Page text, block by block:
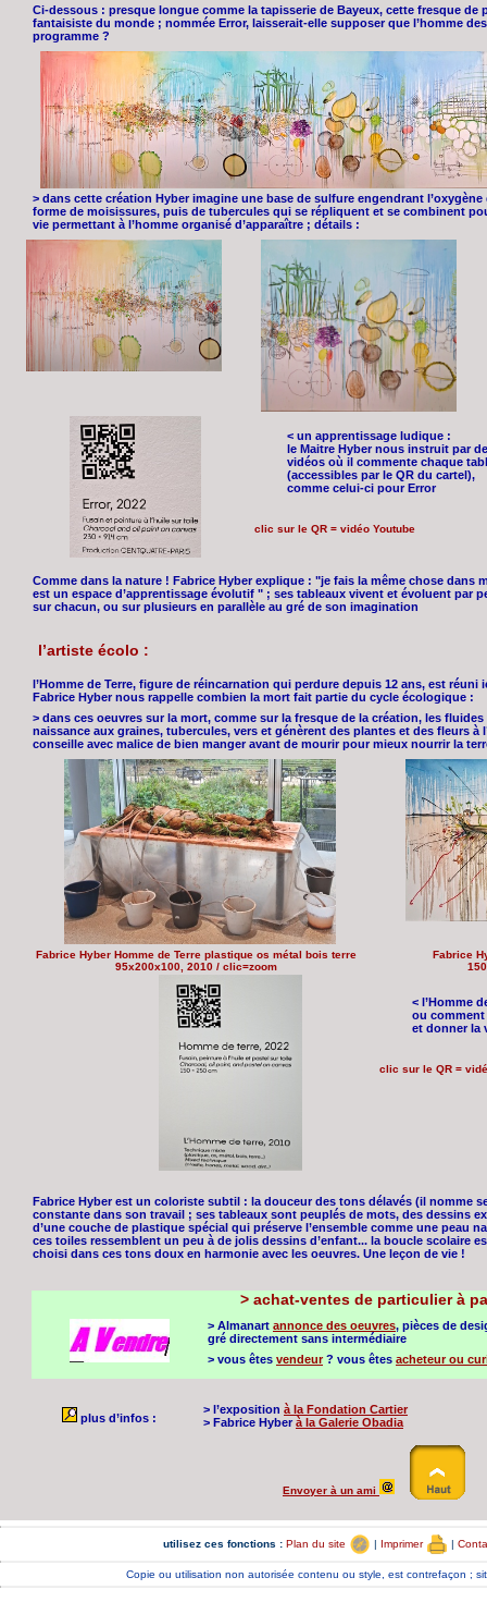
Ci-dessous : presque longue comme la tapisserie de Bayeux, cette fresque de
fantaisiste du monde ; nommée Error, laisserait-elle supposer que l’homme
programme ?
> dans cette création Hyber imagine une base de sulfure engendrant
forme de moisissures, puis de tubercules qui se répliquent et se combinent
vie permettant à l’homme organisé d’apparaître ; détails :
< un apprentissage ludique :
le Maitre Hyber nous instruit par
vidéos où il commente chaque
(accessibles par le QR du cartel),
comme celui-ci pour Error
clic sur le QR = vidéo Youtube
Comme dans la nature ! Fabrice Hyber explique : "je fais la même chose dans
est un espace d’apprentissage évolutif " ; ses tableaux vivent et évoluent par
sur chacun, ou sur plusieurs en parallèle au gré de son imagination
l’artiste écolo :
l’Homme de Terre, figure de réincarnation qui perdure depuis 12 ans, est
Fabrice Hyber nous rappelle combien la mort fait partie du cycle écologique :
> dans ces oeuvres sur la mort, comme sur la fresque de la création, les
naissance aux graines, tubercules, vers et génèrent des plantes et des fleurs à
conseille avec malice de bien manger avant de mourir pour mieux nourrir la
Fabrice Hyber Homme de Terre plastique os métal bois terre
95x200x100, 2010 / clic=zoom
Fabrice
< l’Homme
ou comment
et donner la
clic sur le QR =
Fabrice Hyber est un coloriste subtil : la douceur des tons délavés (il nomme
constante dans son travail ; ses tableaux sont peuplés de mots, des dessins
d’une couche de plastique spécial qui préserve l’ensemble comme une peau
ces toiles ressemblent un peu à de jolis dessins d’enfant... la boucle scolaire
choisi dans ces tons doux en harmonie avec les oeuvres. Une leçon de vie !
> achat-ventes de particulier à
> Almanart annonce des oeuvres, pièces de
gré directement sans intermédiaire
> vous êtes vendeur? vous êtes acheteur ou
plus d’infos :
> l’exposition à la Fondation Cartier
> Fabrice Hyber à la Galerie Obadia
Envoyer à un ami
utilisez ces fonctions : Plan du site | Imprimer |
Copie ou utilisation non autorisée contenu ou style, est contrefaçon ;